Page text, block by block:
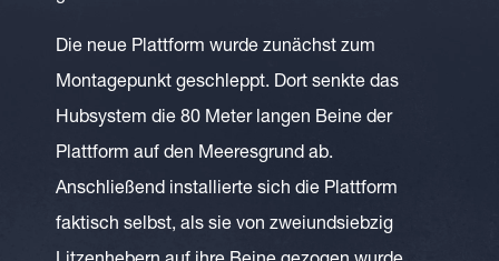
Die neue Plattform wurde zunächst zum
Montagepunkt geschleppt. Dort senkte das
Hubsystem die 80 Meter langen Beine der
Plattform auf den Meeresgrund ab.
Anschließend installierte sich die Plattform
faktisch selbst, als sie von zweiundsiebzig